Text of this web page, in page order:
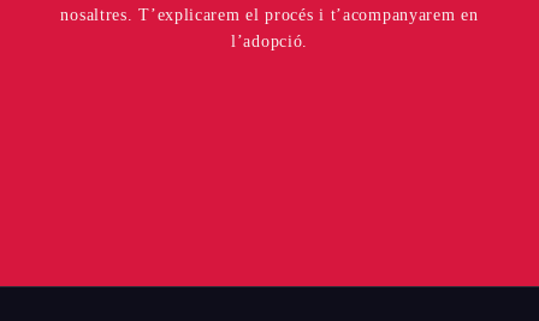
nosaltres. T’explicarem el procés i t’acompanyarem en
l’adopció.